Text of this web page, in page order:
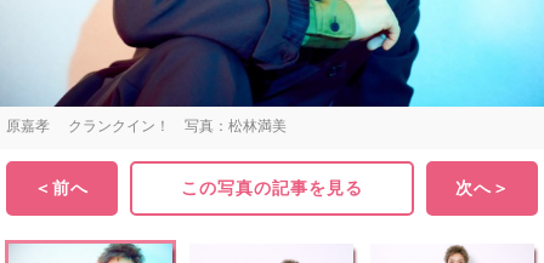
原嘉孝 クランクイン！ 写真：松林満美
＜前へ この写真の記事を見る 次へ＞